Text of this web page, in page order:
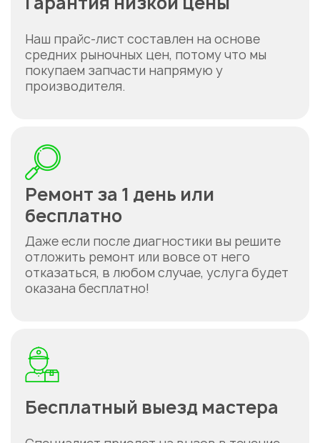
Наш прайс-лист составлен на основе
средних рыночных цен, потому что мы
покупаем запчасти напрямую у
производителя.
Ремонт за 1 день или
бесплатно
Даже если после диагностики вы решите
отложить ремонт или вовсе от него
отказаться, в любом случае, услуга будет
оказана бесплатно!
Бесплатный выезд мастера